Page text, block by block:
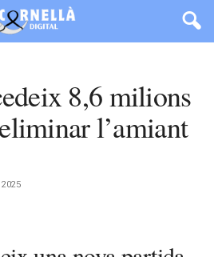
8,6 milions
l’amiant
2025